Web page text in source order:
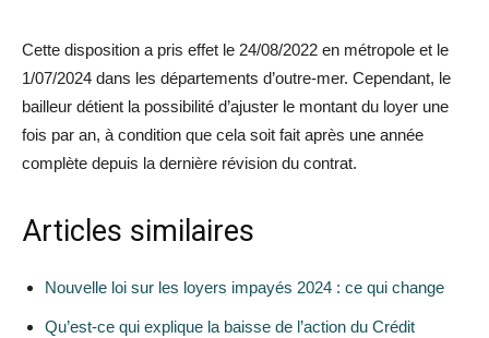
Cette disposition a pris effet le 24/08/2022 en métropole et le
1/07/2024 dans les départements d’outre-mer. Cependant, le
bailleur détient la possibilité d’ajuster le montant du loyer une
fois par an, à condition que cela soit fait après une année
complète depuis la dernière révision du contrat.
Articles similaires
Nouvelle loi sur les loyers impayés 2024 : ce qui change
Qu’est-ce qui explique la baisse de l’action du Crédit